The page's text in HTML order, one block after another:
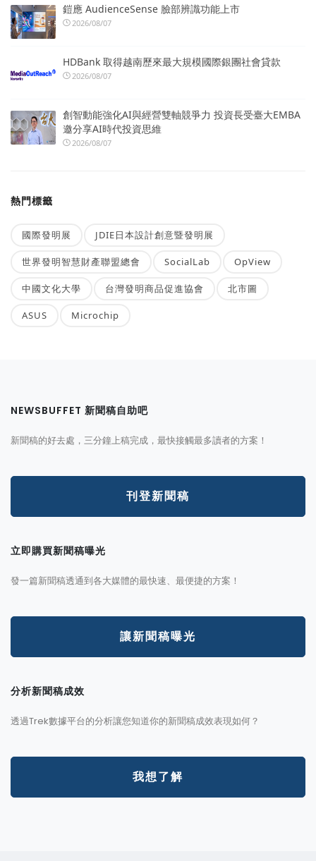
鎧應 AudienceSense 臉部辨識功能上市
2026/08/07
HDBank 取得越南歷來最大規模國際銀團社會貸款
2026/08/07
創智動能強化AI與經營雙軸競爭力 投資長受臺大EMBA
邀分享AI時代投資思維
2026/08/07
熱門標籤
國際發明展 JDIE日本設計創意暨發明展
世界發明智慧財產聯盟總會 SocialLab OpView
中國文化大學 台灣發明商品促進協會 北市圖
ASUS Microchip
NEWSBUFFET 新聞稿自助吧
新聞稿的好去處，三分鐘上稿完成，最快接觸最多讀者的方案！
刊登新聞稿
立即購買新聞稿曝光
發一篇新聞稿透通到各大媒體的最快速、最便捷的方案！
讓新聞稿曝光
分析新聞稿成效
透過Trek數據平台的分析讓您知道你的新聞稿成效表現如何？
我想了解